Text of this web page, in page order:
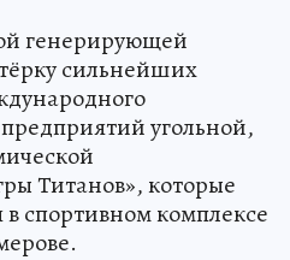
генерирующей
сильнейших
угольной,
Титанов», которые
спортивном комплексе